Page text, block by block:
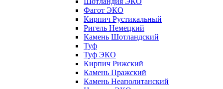
Фагот ЭКО
Кирпич Рустикальный
Ригель Немецкий
Камень Шотландский
Туф
Туф ЭКО
Кирпич Рижский
Камень Пражский
Камень Неаполитанский